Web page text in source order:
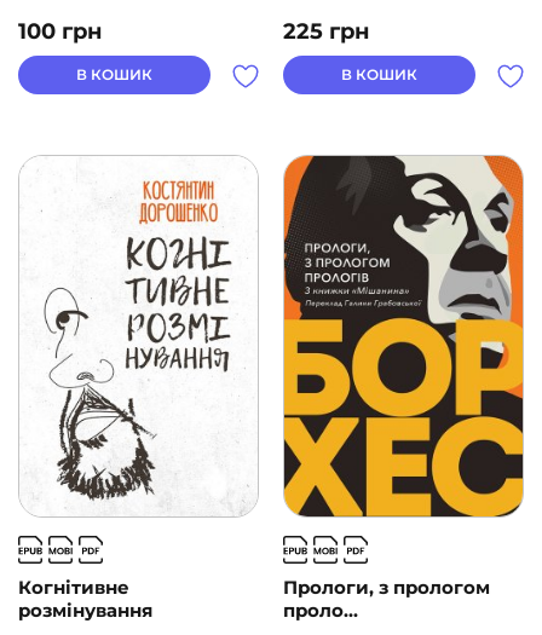
100 грн
В КОШИК
225 грн
В КОШИК
Когнітивне
розмінування
Прологи, з прологом
проло...